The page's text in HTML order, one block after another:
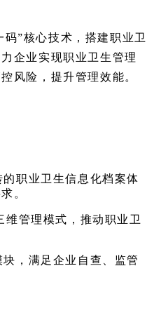
”核心技术，搭建职业卫
企业实现职业卫生管理
风险，提升管理效能。
职业卫生信息化档案体
。
管理模式，推动职业卫
，满足企业自查、监管